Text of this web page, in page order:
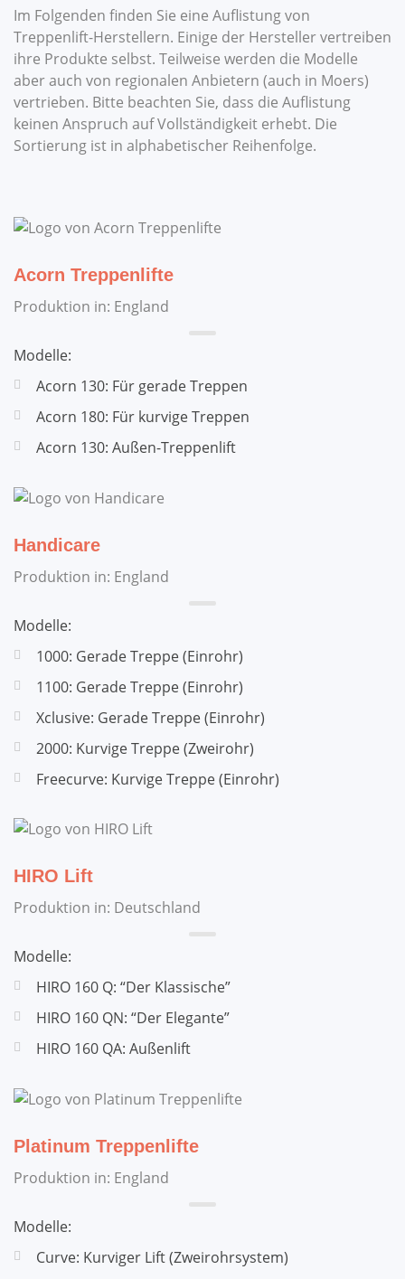
Im Folgenden finden Sie eine Auflistung von
Treppenlift-Herstellern. Einige der Hersteller vertreiben
ihre Produkte selbst. Teilweise werden die Modelle
aber auch von regionalen Anbietern (auch in Moers)
vertrieben. Bitte beachten Sie, dass die Auflistung
keinen Anspruch auf Vollständigkeit erhebt. Die
Sortierung ist in alphabetischer Reihenfolge.
Acorn Treppenlifte
Produktion in: England
Modelle:
Acorn 130: Für gerade Treppen
Acorn 180: Für kurvige Treppen
Acorn 130: Außen-Treppenlift
Handicare
Produktion in: England
Modelle:
1000: Gerade Treppe (Einrohr)
1100: Gerade Treppe (Einrohr)
Xclusive: Gerade Treppe (Einrohr)
2000: Kurvige Treppe (Zweirohr)
Freecurve: Kurvige Treppe (Einrohr)
HIRO Lift
Produktion in: Deutschland
Modelle:
HIRO 160 Q: “Der Klassische”
HIRO 160 QN: “Der Elegante”
HIRO 160 QA: Außenlift
Platinum Treppenlifte
Produktion in: England
Modelle:
Curve: Kurviger Lift (Zweirohrsystem)